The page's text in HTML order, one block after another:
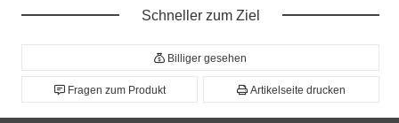
Schneller zum Ziel
Billiger gesehen
Fragen zum Produkt Artikelseite drucken